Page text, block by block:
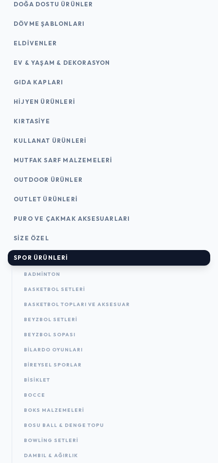
DOĞA DOSTU ÜRÜNLER
DÖVME ŞABLONLARI
ELDIVENLER
EV & YAŞAM & DEKORASYON
GIDA KAPLARI
HIJYEN ÜRÜNLERI
KIRTASİYE
KULLANAT ÜRÜNLERI
MUTFAK SARF MALZEMELERI
OUTDOOR ÜRÜNLER
OUTLET ÜRÜNLERI
PURO VE ÇAKMAK AKSESUARLARI
SIZE ÖZEL
SPOR ÜRÜNLERI
BADMINTON
BASKETBOL SETLERI
BASKETBOL TOPLARI VE AKSESUAR
BEYZBOL SETLERI
BEYZBOL SOPASI
BILARDO OYUNLARI
BIREYSEL SPORLAR
BISIKLET
BOCCE
BOKS MALZEMELERI
BOSU BALL & DENGE TOPU
BOWLING SETLERI
DAMBIL & AĞIRLIK